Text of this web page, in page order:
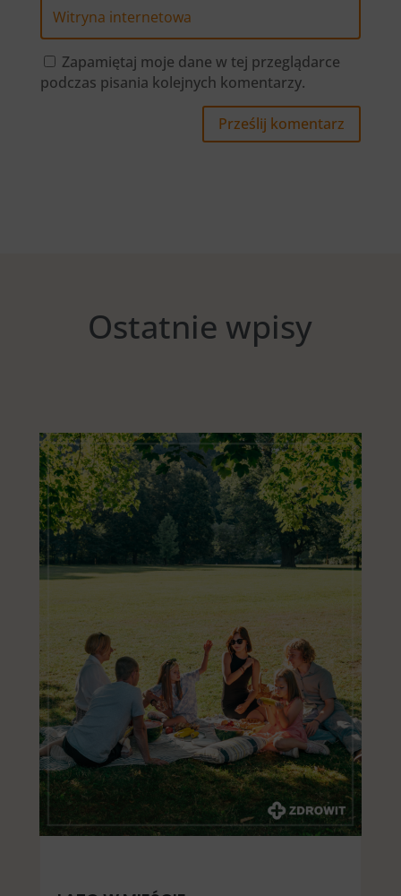
Zapamiętaj moje dane w tej przeglądarce
podczas pisania kolejnych komentarzy.
Prześlij komentarz
Ostatnie wpisy